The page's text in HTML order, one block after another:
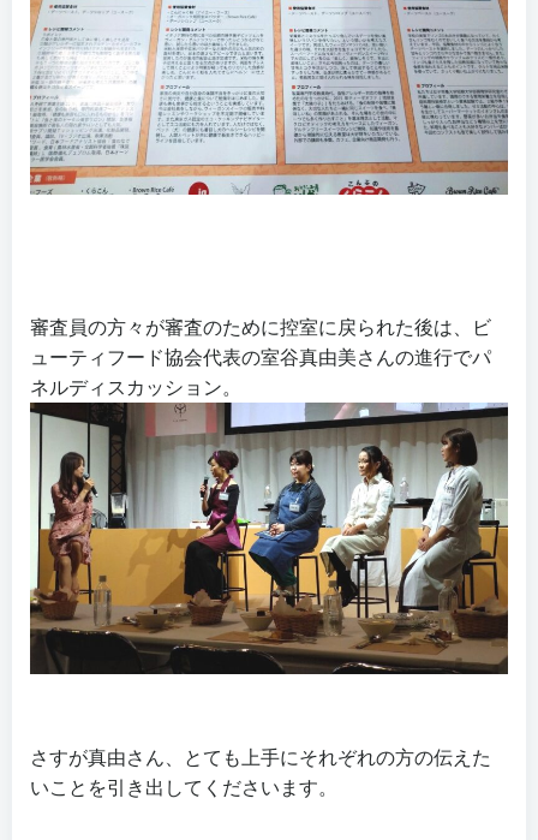
審査員の方々が審査のために控室に戻られた後は、ビ
ューティフード協会代表の室谷真由美さんの進行でパ
ネルディスカッション。
さすが真由さん、とても上手にそれぞれの方の伝えた
いことを引き出してくださいます。